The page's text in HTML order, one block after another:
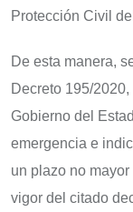
Protección Civil
De esta manera,
Decreto 195/
Gobierno del
emergencia e
un plazo no
vigor del citado